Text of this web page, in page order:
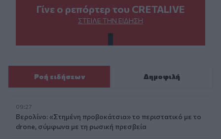
Γίνε ο ρεπόρτερ του CRETALIVE
ΣΤΕΊΛΕ ΤΗΝ ΕΊΔΗΣΗ
Ροή ειδήσεων Δημοφιλή
09:27
Βερολίνο: «Στημένη προβοκάτσια» το περιστατικό με το
drone, σύμφωνα με τη ρωσική πρεσβεία